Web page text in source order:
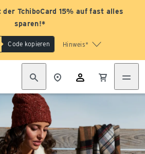
TchiboCard 15% auf fast alles
sparen!*
Code kopieren Hinweis*